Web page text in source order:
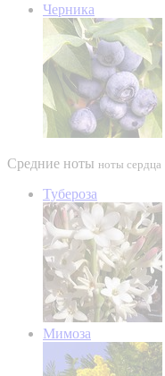
Черника
Средние ноты ноты сердца
Тубероза
Мимоза